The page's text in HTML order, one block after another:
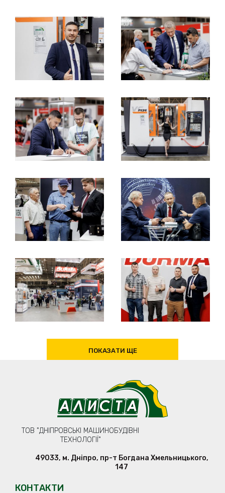
ПОКАЗАТИ ЩЕ
ТОВ "ДНІПРОВСЬКІ МАШИНОБУДІВНІ
ТЕХНОЛОГІЇ"
49033, м. Дніпро, пр-т Богдана Хмельницького,
147
КОНТАКТИ